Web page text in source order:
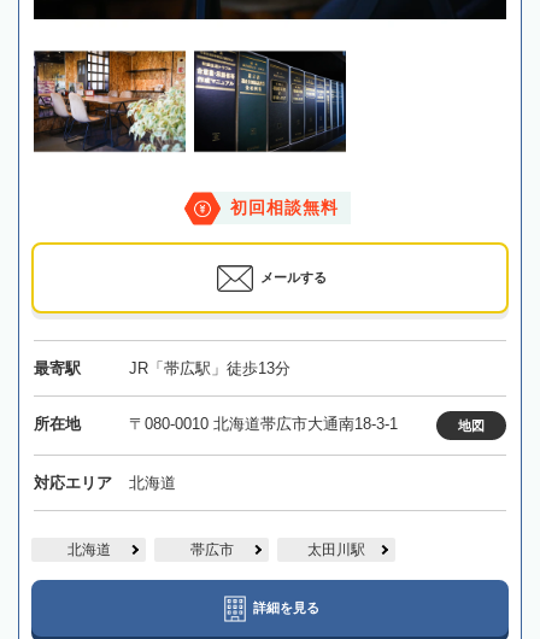
初回相談無料
メールする
最寄駅 JR「帯広駅」徒歩13分
所在地 〒080-0010 北海道帯広市大通南18-3-1 地図
対応エリア 北海道
北海道 帯広市 太田川駅
詳細を見る